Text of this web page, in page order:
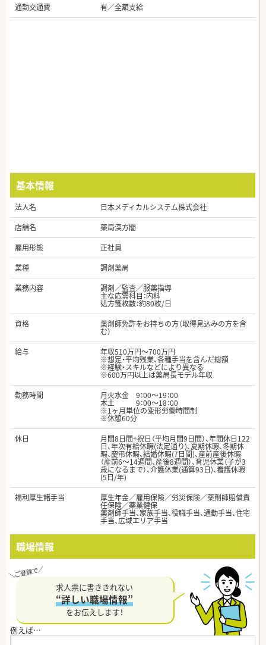
通勤交通費
有／全額支給
基本情報
法人名
日本メディカルシステム株式会社
店舗名
薬局漢方閣
雇用形態
正社員
業種
調剤薬局
業務内容
調剤／監査／服薬指導
主な応需科目：内科
処方箋枚数：約80枚/日
資格
薬剤師免許をお持ちの方（取得見込みの方を含
む）
給与
年収510万円～700万円
※想定・平均残業、各種手当を含んだ総額
※経験・スキルなどにより異なる
※600万円以上は薬局長モデル年収
勤務時間
月火水金 9：00～19：00
木土 9：00～18：00
※1ヶ月単位の変形労働時間制
※休憩60分
休日
月間8日間+祝日（平均月間9日間）、年間休日122
日、年次有給休暇(法定通り)、夏期休暇、冬期休
暇、慶弔休暇、結婚休暇(7日間)、産前産後休暇
（産前6～14週間、産後8週間）、育児休業（子が3
歳になるまで）、介護休業(通算93日)、看護休暇
(5日/年)
福利厚生諸手当
厚生年金／雇用保険／労災保険／薬剤師賠償責
任保険／薬業健保
薬剤師手当、家族手当、役職手当、通勤手当、住宅
手当、広域エリア手当
職場情報
求人票に書ききれない
“詳しい職場情報”
をお伝えします！